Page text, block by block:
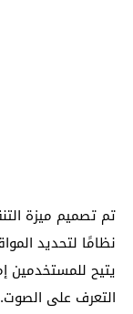
نظامًا لتحديد
يتيح للمستخدمين
التعرف على الصوت.